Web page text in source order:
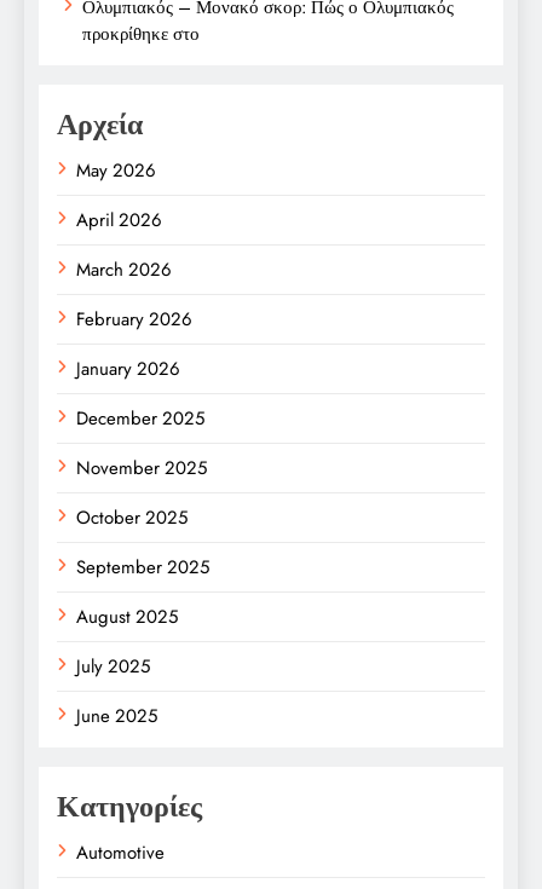
Ολυμπιακός – Μονακό σκορ: Πώς ο Ολυμπιακός
προκρίθηκε στο
Αρχεία
May 2026
April 2026
March 2026
February 2026
January 2026
December 2025
November 2025
October 2025
September 2025
August 2025
July 2025
June 2025
Κατηγορίες
Automotive